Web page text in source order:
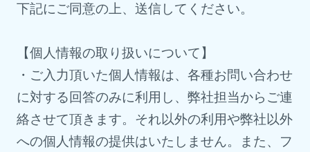
下記にご同意の上、送信してください。
【個人情報の取り扱いについて】
・ご入力頂いた個人情報は、各種お問い合わせ
に対する回答のみに利用し、弊社担当からご連
絡させて頂きます。それ以外の利用や弊社以外
への個人情報の提供はいたしません。また、フ